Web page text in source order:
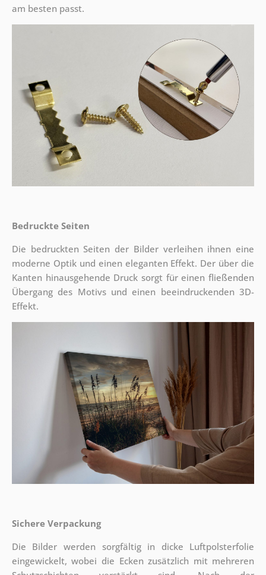
am besten passt.
Bedruckte Seiten
Die bedruckten Seiten der Bilder verleihen ihnen eine
moderne Optik und einen eleganten Effekt. Der über die
Kanten hinausgehende Druck sorgt für einen fließenden
Übergang des Motivs und einen beeindruckenden 3D-
Effekt.
Sichere Verpackung
Die Bilder werden sorgfältig in dicke Luftpolsterfolie
eingewickelt, wobei die Ecken zusätzlich mit mehreren